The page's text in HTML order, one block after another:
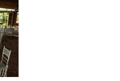
jose de
maipo
graduacione
s fiestas
eventos
Salón
Matrimonio
salon
matrimonio
boda